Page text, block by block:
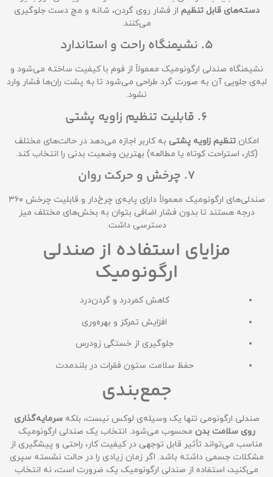
دسته‌های قابل تنظیم از فشار روی گردن، شانه و مچ دست جلوگیری
می‌کنند.
5. نشیمنگاه راحت و استاندارد
نشیمنگاه صندلی ارگونومیک معمولاً از فوم با کیفیت ساخته می‌شود و
لبه‌ی جلویی آن به صورت گرد طراحی می‌شود تا به پشت ران‌ها فشار وارد
نشود.
6. قابلیت تنظیم زاویه پشتی
امکانتنظیم زاویه پشتی به کاربر اجازه می‌دهد در حالت‌های مختلف
(کار، استراحت کوتاه یا مطالعه) بهترین وضعیت بدنی را انتخاب کند.
7. چرخش و حرکت روان
صندلی‌های ارگونومیک معمولاً دارای پایه‌ی چرخ‌دار و قابلیت چرخش ۳۶۰
درجه هستند تا بدون فشار اضافی بتوان به بخش‌های مختلف میز
دسترسی داشت.
مزایای استفاده از صندلی
ارگونومیک
کاهش کمردرد و گردن‌درد
افزایش تمرکز و بهره‌وری
جلوگیری از خستگی زودرس
حفظ سلامت ستون فقرات در بلندمدت
جمع‌بندی
صندلی ارگونومی تنها یک وسیله‌ی لوکس نیست، بلکهسرمایه‌گذاری
روی سلامت بدن محسوب می‌شود. انتخاب یک صندلی ارگونومیک
مناسب می‌تواند تأثیر قابل توجهی در کیفیت کار، راحتی و پیشگیری از
مشکلات جسمی داشته باشد. اگر زمان زیادی را در حالت نشسته سپری
می‌کنید، استفاده از صندلی ارگونومیک یک ضرورت است، نه انتخاب